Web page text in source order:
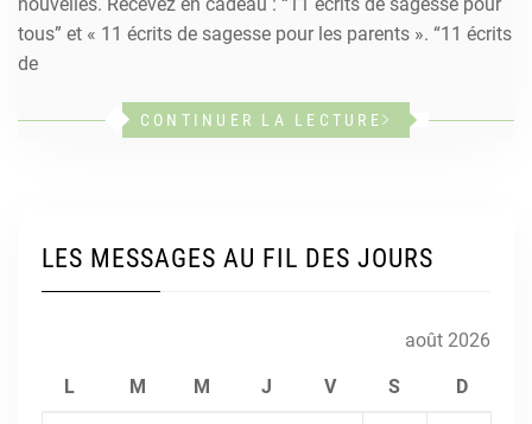
tous” et « 11 écrits de sagesse pour les parents ». “11 écrits
de
CONTINUER LA LECTURE
LES MESSAGES AU FIL DES JOURS
août 2026
L M M J V S D